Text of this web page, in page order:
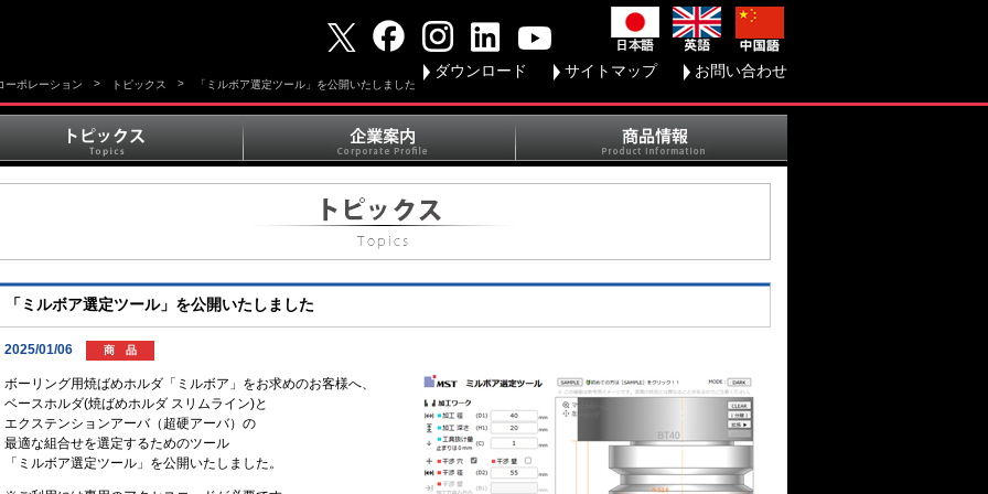
ダウンロード サイトマップ お問い合わせ
ーポレーション > トピックス > 「ミルボア選定ツール」を公開いたしました
「ミルボア選定ツール」を公開いたしました
2025/01/06 商 品
ボーリング用焼ばめホルダ「ミルボア」をお求めのお客様へ、
ベースホルダ(焼ばめホルダ スリムライン)と
エクステンションアーバ（超硬アーバ）の
最適な組合せを選定するためのツール
「ミルボア選定ツール」を公開いたしました。